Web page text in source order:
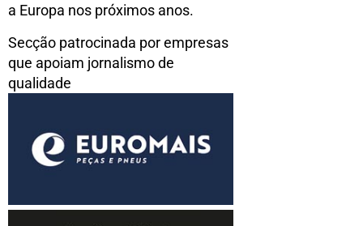
a Europa nos próximos anos.
Secção patrocinada por empresas
que apoiam jornalismo de
qualidade